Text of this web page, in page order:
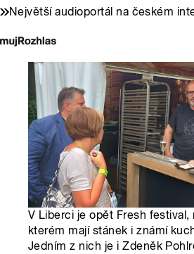
Největší audioportál na českém
V Liberci je opět Fresh festival,
kterém mají stánek i známí
Jedním z nich je i Zdeněk